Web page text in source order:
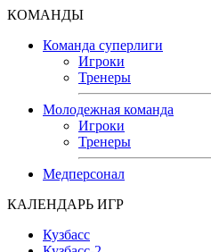
КОМАНДЫ
Команда суперлиги
Игроки
Тренеры
Молодежная команда
Игроки
Тренеры
Медперсонал
КАЛЕНДАРЬ ИГР
Кузбасс